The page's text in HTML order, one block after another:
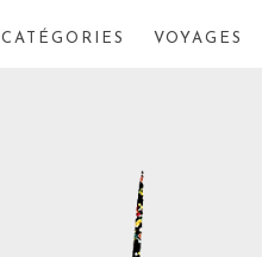
CATÉGORIES VOYAGES